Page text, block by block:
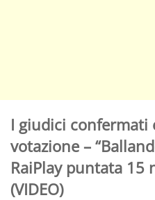
I giudici confermati
votazione –
RaiPlay puntata 15
(VIDEO)